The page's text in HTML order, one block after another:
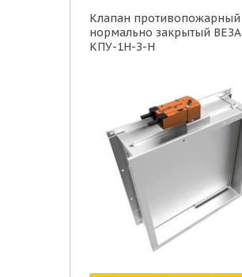
Клапан противопожарный
нормально закрытый ВЕЗА
КПУ-1Н-З-Н